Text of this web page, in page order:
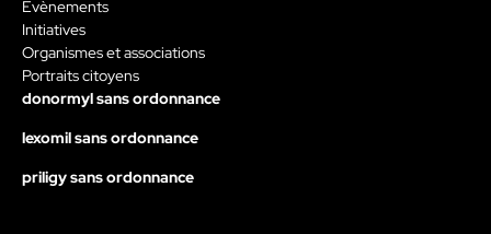
Évènements
Initiatives
Organismes et associations
Portraits citoyens
donormyl sans ordonnance
lexomil sans ordonnance
priligy sans ordonnance